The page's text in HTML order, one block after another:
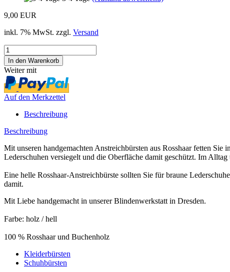
9,00 EUR
inkl. 7% MwSt. zzgl. Versand
Weiter mit
Auf den Merkzettel
Beschreibung
Beschreibung
Mit unseren handgemachten Anstreichbürsten aus Rosshaar fetten
Lederschuhen versiegelt und die Oberfläche damit geschützt. Im
Eine helle Rosshaar-Anstreichbürste sollten Sie für braune
damit.
Mit Liebe handgemacht in unserer Blindenwerkstatt in Dresden.
Farbe: holz / hell
100 % Rosshaar und Buchenholz
Kleiderbürsten
Schuhbürsten